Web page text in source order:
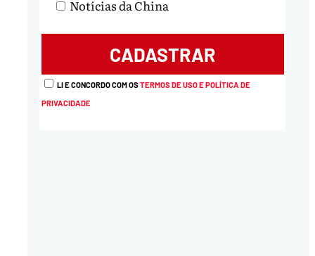
Notícias da China
LI E CONCORDO COM OSTERMOS DE USO E POLÍTICA DE
PRIVACIDADE